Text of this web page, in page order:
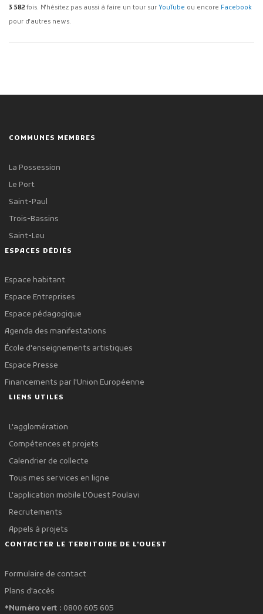
3 582fois. N'hésitez pas aussi à faire un tour sur YouTube ou encore Facebook
pour d'autres news.
COMMUNES MEMBRES
La Possession
Le Port
Saint-Paul
Trois-Bassins
Saint-Leu
ESPACES DÉDIÉS
Espace habitant
Espace Entreprises
Espace pédagogique
Agenda des manifestations
École d'enseignements artistiques
Espace Presse
Financements par l'Union Européenne
LIENS UTILES
L'agglomération
Compétences et projets
Calendrier de collecte
Tous mes services en ligne
L'application mobile L'Ouest Poulavi
Recrutements
Appels à projets
CONTACTER LE TERRITOIRE DE L'OUEST
Formulaire de contact
Plans d'accès
*Numéro vert : 0800 605 605